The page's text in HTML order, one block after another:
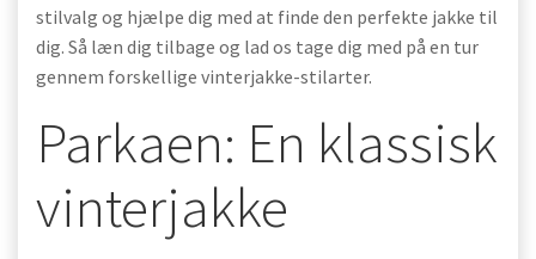
stilvalg og hjælpe dig med at finde den perfekte jakke til
dig. Så læn dig tilbage og lad os tage dig med på en tur
gennem forskellige vinterjakke-stilarter.
Parkaen: En klassisk
vinterjakke